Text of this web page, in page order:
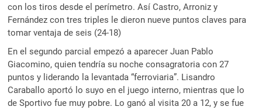
con los tiros desde el perímetro. Así Castro, Arroniz y
Fernández con tres triples le dieron nueve puntos claves para
tomar ventaja de seis (24-18)
En el segundo parcial empezó a aparecer Juan Pablo
Giacomino, quien tendría su noche consagratoria con 27
puntos y liderando la levantada “ferroviaria”. Lisandro
Caraballo aportó lo suyo en el juego interno, mientras que lo
de Sportivo fue muy pobre. Lo ganó al visita 20 a 12, y se fue